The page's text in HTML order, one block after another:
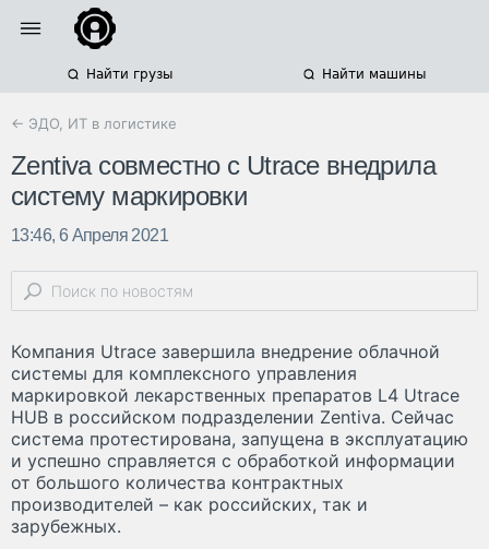
Найти грузы Найти машины
← ЭДО, ИТ в логистике
Zentiva совместно с Utrace внедрила
систему маркировки
13:46, 6 Апреля 2021
Компания Utrace завершила внедрение облачной
системы для комплексного управления
маркировкой лекарственных препаратов L4 Utrace
HUB в российском подразделении Zentiva. Сейчас
система протестирована, запущена в эксплуатацию
и успешно справляется с обработкой информации
от большого количества контрактных
производителей – как российских, так и
зарубежных.